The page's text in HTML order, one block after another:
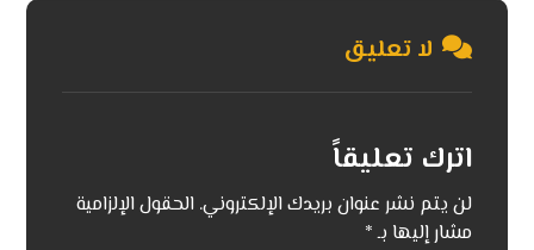
لا تعليق
اترك تعليقاً
لن يتم نشر عنوان بريدك الإلكتروني. الحقول الإلزامية
مشار إليها بـ*